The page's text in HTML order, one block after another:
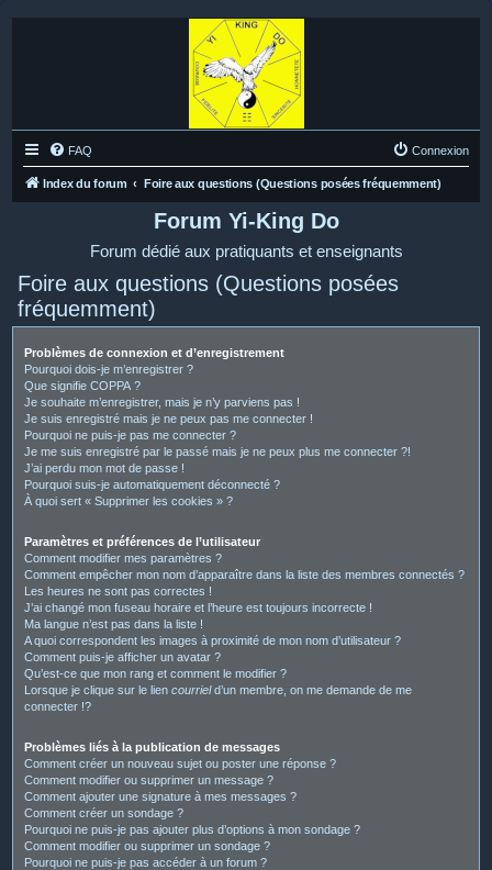
FAQ Connexion
Index du forum Foire aux questions (Questions posées fréquemment)
Forum Yi-King Do
Forum dédié aux pratiquants et enseignants
Foire aux questions (Questions posées
fréquemment)
Problèmes de connexion et d’enregistrement
Pourquoi dois-je m’enregistrer ?
Que signifie COPPA ?
Je souhaite m’enregistrer, mais je n’y parviens pas !
Je suis enregistré mais je ne peux pas me connecter !
Pourquoi ne puis-je pas me connecter ?
Je me suis enregistré par le passé mais je ne peux plus me connecter ?!
J’ai perdu mon mot de passe !
Pourquoi suis-je automatiquement déconnecté ?
À quoi sert « Supprimer les cookies » ?
Paramètres et préférences de l’utilisateur
Comment modifier mes paramètres ?
Comment empêcher mon nom d’apparaître dans la liste des membres connectés ?
Les heures ne sont pas correctes !
J’ai changé mon fuseau horaire et l’heure est toujours incorrecte !
Ma langue n’est pas dans la liste !
A quoi correspondent les images à proximité de mon nom d’utilisateur ?
Comment puis-je afficher un avatar ?
Qu’est-ce que mon rang et comment le modifier ?
Lorsque je clique sur le lien courrield’un membre, on me demande de me
connecter !?
Problèmes liés à la publication de messages
Comment créer un nouveau sujet ou poster une réponse ?
Comment modifier ou supprimer un message ?
Comment ajouter une signature à mes messages ?
Comment créer un sondage ?
Pourquoi ne puis-je pas ajouter plus d’options à mon sondage ?
Comment modifier ou supprimer un sondage ?
Pourquoi ne puis-je pas accéder à un forum ?